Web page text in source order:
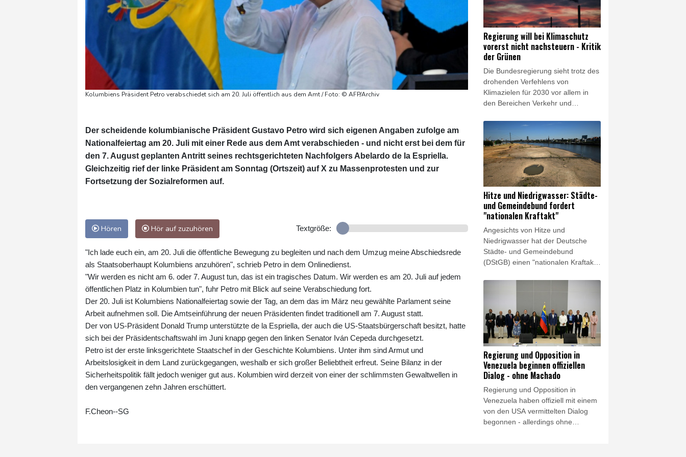
Kolumbiens Präsident Petro verabschiedet sich am 20. Juli öffentlich aus dem Amt / Foto: © AFP/Archiv
Der scheidende kolumbianische Präsident Gustavo Petro wird sich eigenen Angaben zufolge am
Nationalfeiertag am 20. Juli mit einer Rede aus dem Amt verabschieden - und nicht erst bei dem für
den 7. August geplanten Antritt seines rechtsgerichteten Nachfolgers Abelardo de la Espriella.
Gleichzeitig rief der linke Präsident am Sonntag (Ortszeit) auf X zu Massenprotesten und zur
Fortsetzung der Sozialreformen auf.
Hören Hör auf zuzuhören Textgröße:
"Ich lade euch ein, am 20. Juli die öffentliche Bewegung zu begleiten und nach dem Umzug meine Abschiedsrede
als Staatsoberhaupt Kolumbiens anzuhören", schrieb Petro in dem Onlinedienst.
"Wir werden es nicht am 6. oder 7. August tun, das ist ein tragisches Datum. Wir werden es am 20. Juli auf jedem
öffentlichen Platz in Kolumbien tun", fuhr Petro mit Blick auf seine Verabschiedung fort.
Der 20. Juli ist Kolumbiens Nationalfeiertag sowie der Tag, an dem das im März neu gewählte Parlament seine
Arbeit aufnehmen soll. Die Amtseinführung der neuen Präsidenten findet traditionell am 7. August statt.
Der von US-Präsident Donald Trump unterstützte de la Espriella, der auch die US-Staatsbürgerschaft besitzt, hatte
sich bei der Präsidentschaftswahl im Juni knapp gegen den linken Senator Iván Cepeda durchgesetzt.
Petro ist der erste linksgerichtete Staatschef in der Geschichte Kolumbiens. Unter ihm sind Armut und
Arbeitslosigkeit in dem Land zurückgegangen, weshalb er sich großer Beliebtheit erfreut. Seine Bilanz in der
Sicherheitspolitik fällt jedoch weniger gut aus. Kolumbien wird derzeit von einer der schlimmsten Gewaltwellen in
den vergangenen zehn Jahren erschüttert.
F.Cheon--SG
Hauptstadt statt und startete
zunächst friedlich. Mit Einbruch der
Nacht brachen laut dem Bericht
eines Korrespondenten der
Nachrichtenagentur AFP dann
Auseinandersetzungen zwischen
Polizei und Teilnehmern aus. Die
Beamten seien dabei mit Steinen
angegriffen worden.
Regierung will bei Klimaschutz
vorerst nicht nachsteuern - Kritik
der Grünen
Die Bundesregierung sieht trotz des
drohenden Verfehlens von
Klimazielen für 2030 vor allem in
den Bereichen Verkehr und
von ihr vorgesehenen
Klimaschutzmaßnahmen
nachzuschärfen. Das geht aus einer
Antwort auf eine Anfrage der
Grünen hervor, die der
Nachrichtenagentur AFP am Freitag
vorlag. Die Grünen kritisierten das
scharf und warfen der Regierung
vor, zentrale klimapolitische
Instrumente sogar abzuschwächen.
Hitze und Niedrigwasser: Städte-
und Gemeindebund fordert
"nationalen Kraftakt"
Angesichts von Hitze und
Niedrigwasser hat der Deutsche
Städte- und Gemeindebund
(DStGB) einen "nationalen Kraftakt
Klimaanpassung" in den Kommunen
aller Landkreise und kreisfreien
Städte in Deutschland von akutem
oder strukturellem
Grundwasserstress betroffen",
sagte Präsident Ralph Spiegler der
"Rheinischen Post"
(Freitagsausgabe). Deutschland
müsse Wasser daher "künftig als
strategische Ressource begreifen".
Regierung und Opposition in
Venezuela beginnen offiziellen
Dialog - ohne Machado
Regierung und Opposition in
Venezuela haben offiziell mit einem
von den USA vermittelten Dialog
begonnen - allerdings ohne